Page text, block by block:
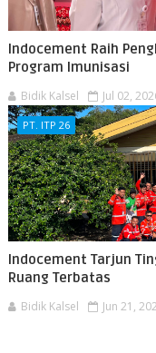
Indocement Raih
Program Imunisasi
Bidik Kalsel Jul 02,
PT. ITP 26
Indocement Tarjun
Ruang Terbatas
Bidik Kalsel Jun 21,